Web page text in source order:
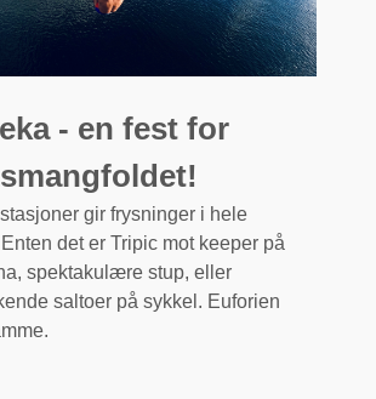
- en fest for
gir frysninger i hele
det er Tripic mot keeper på
spektakulære stup, eller
saltoer på sykkel. Euforien